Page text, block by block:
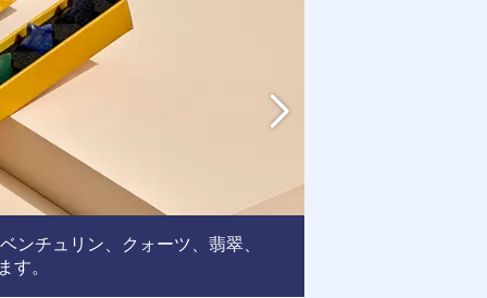
ンチュリン、クォーツ、翡翠、
す。